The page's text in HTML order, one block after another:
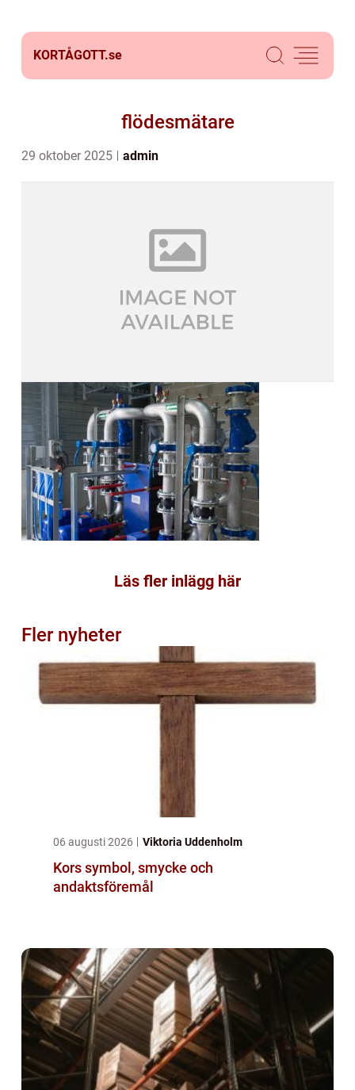
KORTÅGOTT.se
flödesmätare
29 oktober 2025 admin
Läs fler inlägg här
Fler nyheter
06 augusti 2026 Viktoria Uddenholm
Kors symbol, smycke och
andaktsföremål